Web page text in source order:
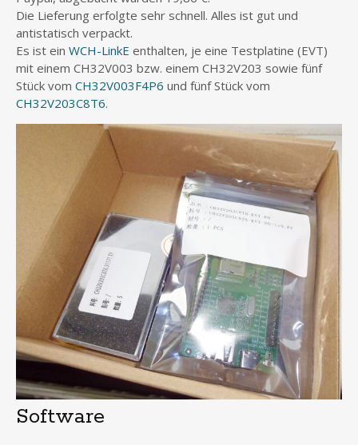
Die Lieferung erfolgte sehr schnell. Alles ist gut und
antistatisch verpackt.
Es ist ein WCH-LinkE enthalten, je eine Testplatine (EVT)
mit einem CH32V003 bzw. einem CH32V203 sowie fünf
Stück vom CH32V003F4P6 und fünf Stück vom
CH32V203C8T6.
Software